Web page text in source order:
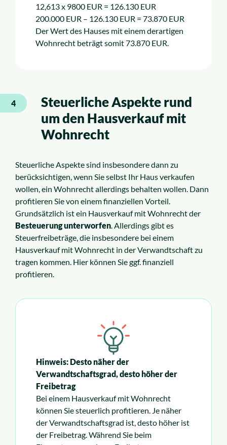
12,613 x 9800 EUR = 126.130 EUR
200.000 EUR – 126.130 EUR = 73.870 EUR
Der Wert des Hauses mit einem derartigen
Wohnrecht beträgt somit 73.870 EUR.
4
Steuerliche Aspekte rund
um den Hausverkauf mit
Wohnrecht
Steuerliche Aspekte sind insbesondere dann zu
berücksichtigen, wenn Sie selbst Ihr Haus verkaufen
wollen, ein Wohnrecht allerdings behalten wollen. Dann
profitieren Sie von einem finanziellen Vorteil.
Grundsätzlich ist ein Hausverkauf mit Wohnrecht der
Besteuerung unterworfen. Allerdings gibt es
Steuerfreibeträge, die insbesondere bei einem
Hausverkauf mit Wohnrecht in der Verwandtschaft zu
tragen kommen. Hier können Sie ggf. finanziell
profitieren.
Hinweis: Desto näher der
Verwandtschaftsgrad, desto höher der
Freibetrag
Bei einem Hausverkauf mit Wohnrecht
können Sie steuerlich profitieren. Je näher
der Verwandtschaftsgrad ist, desto höher ist
der Freibetrag. Während Sie beim